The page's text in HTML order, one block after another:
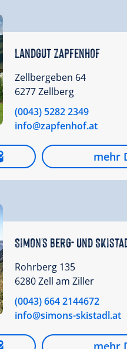
Landgut Zapfenhof
Zellbergeben 64
6277 Zellberg
(0043) 5282 2349
info@zapfenhof.at
mehr
Simon's Berg- und
Rohrberg 135
6280 Zell am Ziller
(0043) 664 2144672
info@simons-skistadl.at
mehr